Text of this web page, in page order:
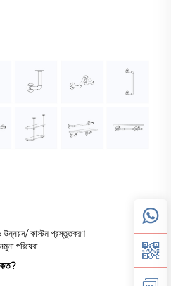
উন্নয়ন/ কাস্টম প্রস্তুতকরণ
পরিষেবা